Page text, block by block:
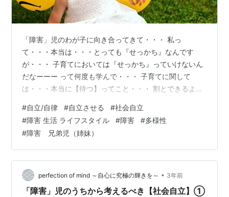
「障害」児のわが子に向き合ってきて・・・ 私っ
て・・・本当は・・・とっても『せっかち』なんです
が・・・ 子育てにおいては『せっかち』っていけないん
だなーーー って何度も学んで・・・ 子育てに関して
は・・・本当に【待つ】ってこと・・・ 割とできるよう
ーーーって感じています。 でも２番目３番目と・・・ ち
ゃんと自己表現できる子ども達には・・・ 何度か・・・
『みんなお母さんみたいに早くできるわけではない』
『そんなにどんどんいろいろ言わんといて！！』 って言
われたこともあります・・・（笑） そのたびに猛省する
んですが・・・人って忘れる生き物だから…
#自立/自律 #自立させる #社会自立
#障害 生活 ライフスタイル #障害 #多様性
#障害 兄弟児（姉妹）
perfection of mind ～自心に究極の輝きを～ • 3年前
「障害」児のうちから考えるべき【社会自立】①